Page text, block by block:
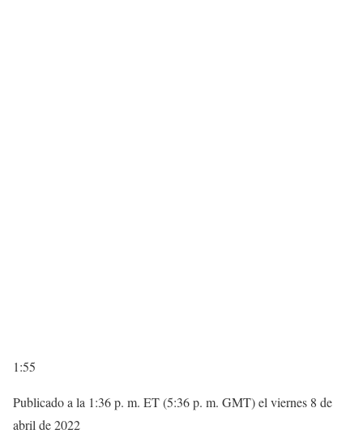
1:55
Publicado a la 1:36 p. m. ET (5:36 p. m. GMT) el viernes 8 de
abril de 2022